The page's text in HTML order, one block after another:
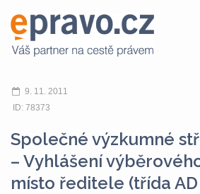
9. 11. 2011
ID: 78373
Společné výzkumné
– Vyhlášení
místo ředitele (třída AD